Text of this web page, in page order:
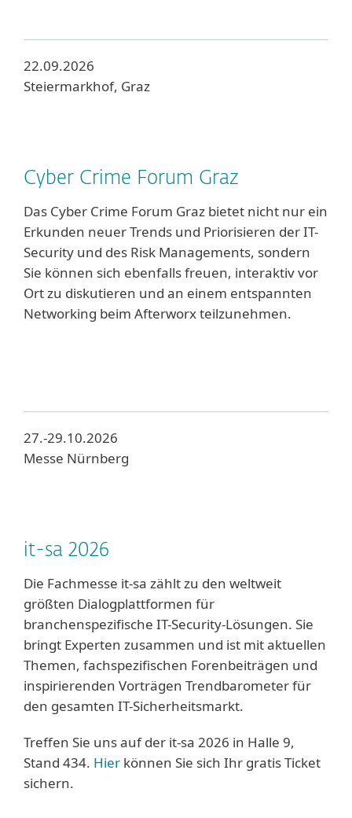
22.09.2026
Steiermarkhof, Graz
Cyber Crime Forum Graz
Das Cyber Crime Forum Graz bietet nicht nur ein
Erkunden neuer Trends und Priorisieren der IT-
Security und des Risk Managements, sondern
Sie können sich ebenfalls freuen, interaktiv vor
Ort zu diskutieren und an einem entspannten
Networking beim Afterworx teilzunehmen.
27.-29.10.2026
Messe Nürnberg
it-sa 2026
Die Fachmesse it-sa zählt zu den weltweit
größten Dialogplattformen für
branchenspezifische IT-Security-Lösungen. Sie
bringt Experten zusammen und ist mit aktuellen
Themen, fachspezifischen Forenbeiträgen und
inspirierenden Vorträgen Trendbarometer für
den gesamten IT-Sicherheitsmarkt.
Treffen Sie uns auf der it-sa 2026 in Halle 9,
Stand 434. Hier können Sie sich Ihr gratis Ticket
sichern.